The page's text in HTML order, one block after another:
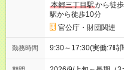
本郷三丁目駅から徒
駅から徒歩10分
官公庁・財団関連
勤務時間 9:30～17:30(実働:7